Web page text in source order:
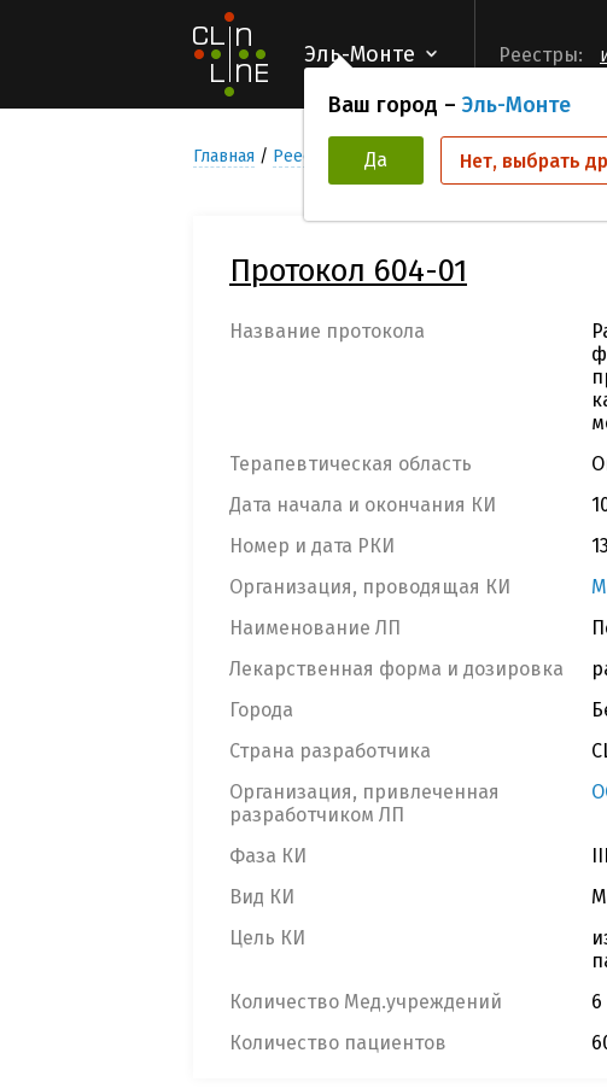
Эль-Монте
Ваш город – Эль-Монте
Да Нет, выбрать
Реестры:
Главная Реестр Клинических исследований
Протокол 604-01
Название протокола
Терапевтическая область
Дата начала и окончания КИ
Номер и дата РКИ
Организация, проводящая КИ
Наименование ЛП
Лекарственная форма и дозировка
Города
Страна разработчика
Организация, привлеченная
разработчиком ЛП
Фаза КИ
III
Вид КИ
Цель КИ
Количество Мед.учреждений
6
Количество пациентов